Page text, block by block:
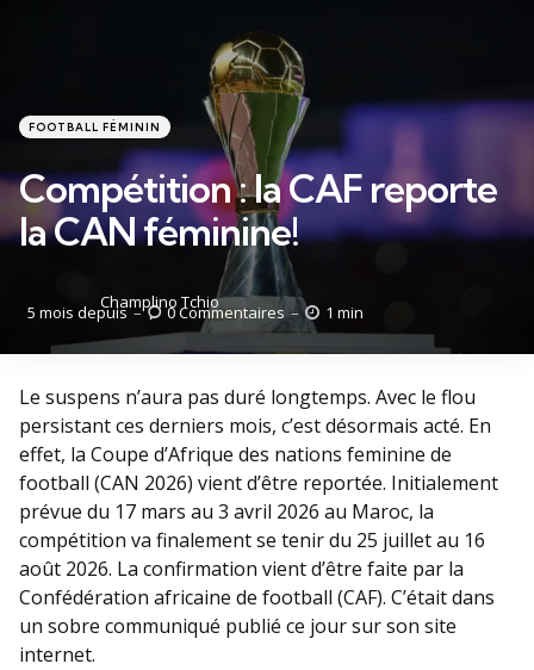
Catégories
Posté
dans
FOOTBALL FÉMININ
Compétition : la CAF reporte
la CAN féminine!
Posté
par
Champlino Tchio
5 mois depuis 0Commentaires 1 min
Le suspens n’aura pas duré longtemps. Avec le flou
persistant ces derniers mois, c’est désormais acté. En
effet, la Coupe d’Afrique des nations feminine de
football (CAN 2026) vient d’être reportée. Initialement
prévue du 17 mars au 3 avril 2026 au Maroc, la
compétition va finalement se tenir du 25 juillet au 16
août 2026. La confirmation vient d’être faite par la
Confédération africaine de football (CAF). C’était dans
un sobre communiqué publié ce jour sur son site
internet.